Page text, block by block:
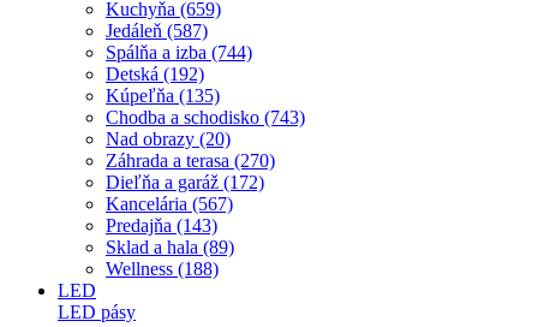
Kuchyňa (659)
Jedáleň (587)
Spálňa a izba (744)
Detská (192)
Kúpeľňa (135)
Chodba a schodisko (743)
Nad obrazy (20)
Záhrada a terasa (270)
Dieľňa a garáž (172)
Kancelária (567)
Predajňa (143)
Sklad a hala (89)
Wellness (188)
LED
LED pásy